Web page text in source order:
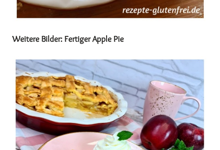
Weitere Bilder: Fertiger Apple Pie